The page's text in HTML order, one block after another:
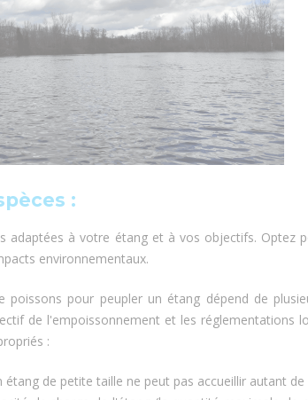
ou artificiel
qui se
Découvrez les 9 poissons
incontournables dans cet
Lire la suite
:
adaptées à votre étang et à vos objectifs.
environnementaux.
poissons pour peupler un étang dépend de
de l'empoissonnement et les réglementations
:
étang de petite taille ne peut pas accueillir autant